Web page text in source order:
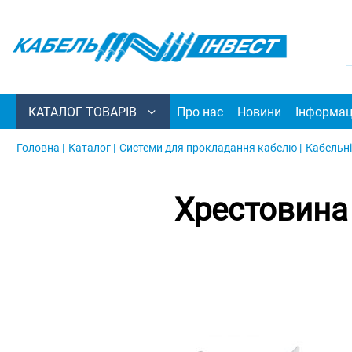
КАТАЛОГ ТОВАРІВ Про нас Новини
Головна | Каталог | Системи для прокладання кабелю |